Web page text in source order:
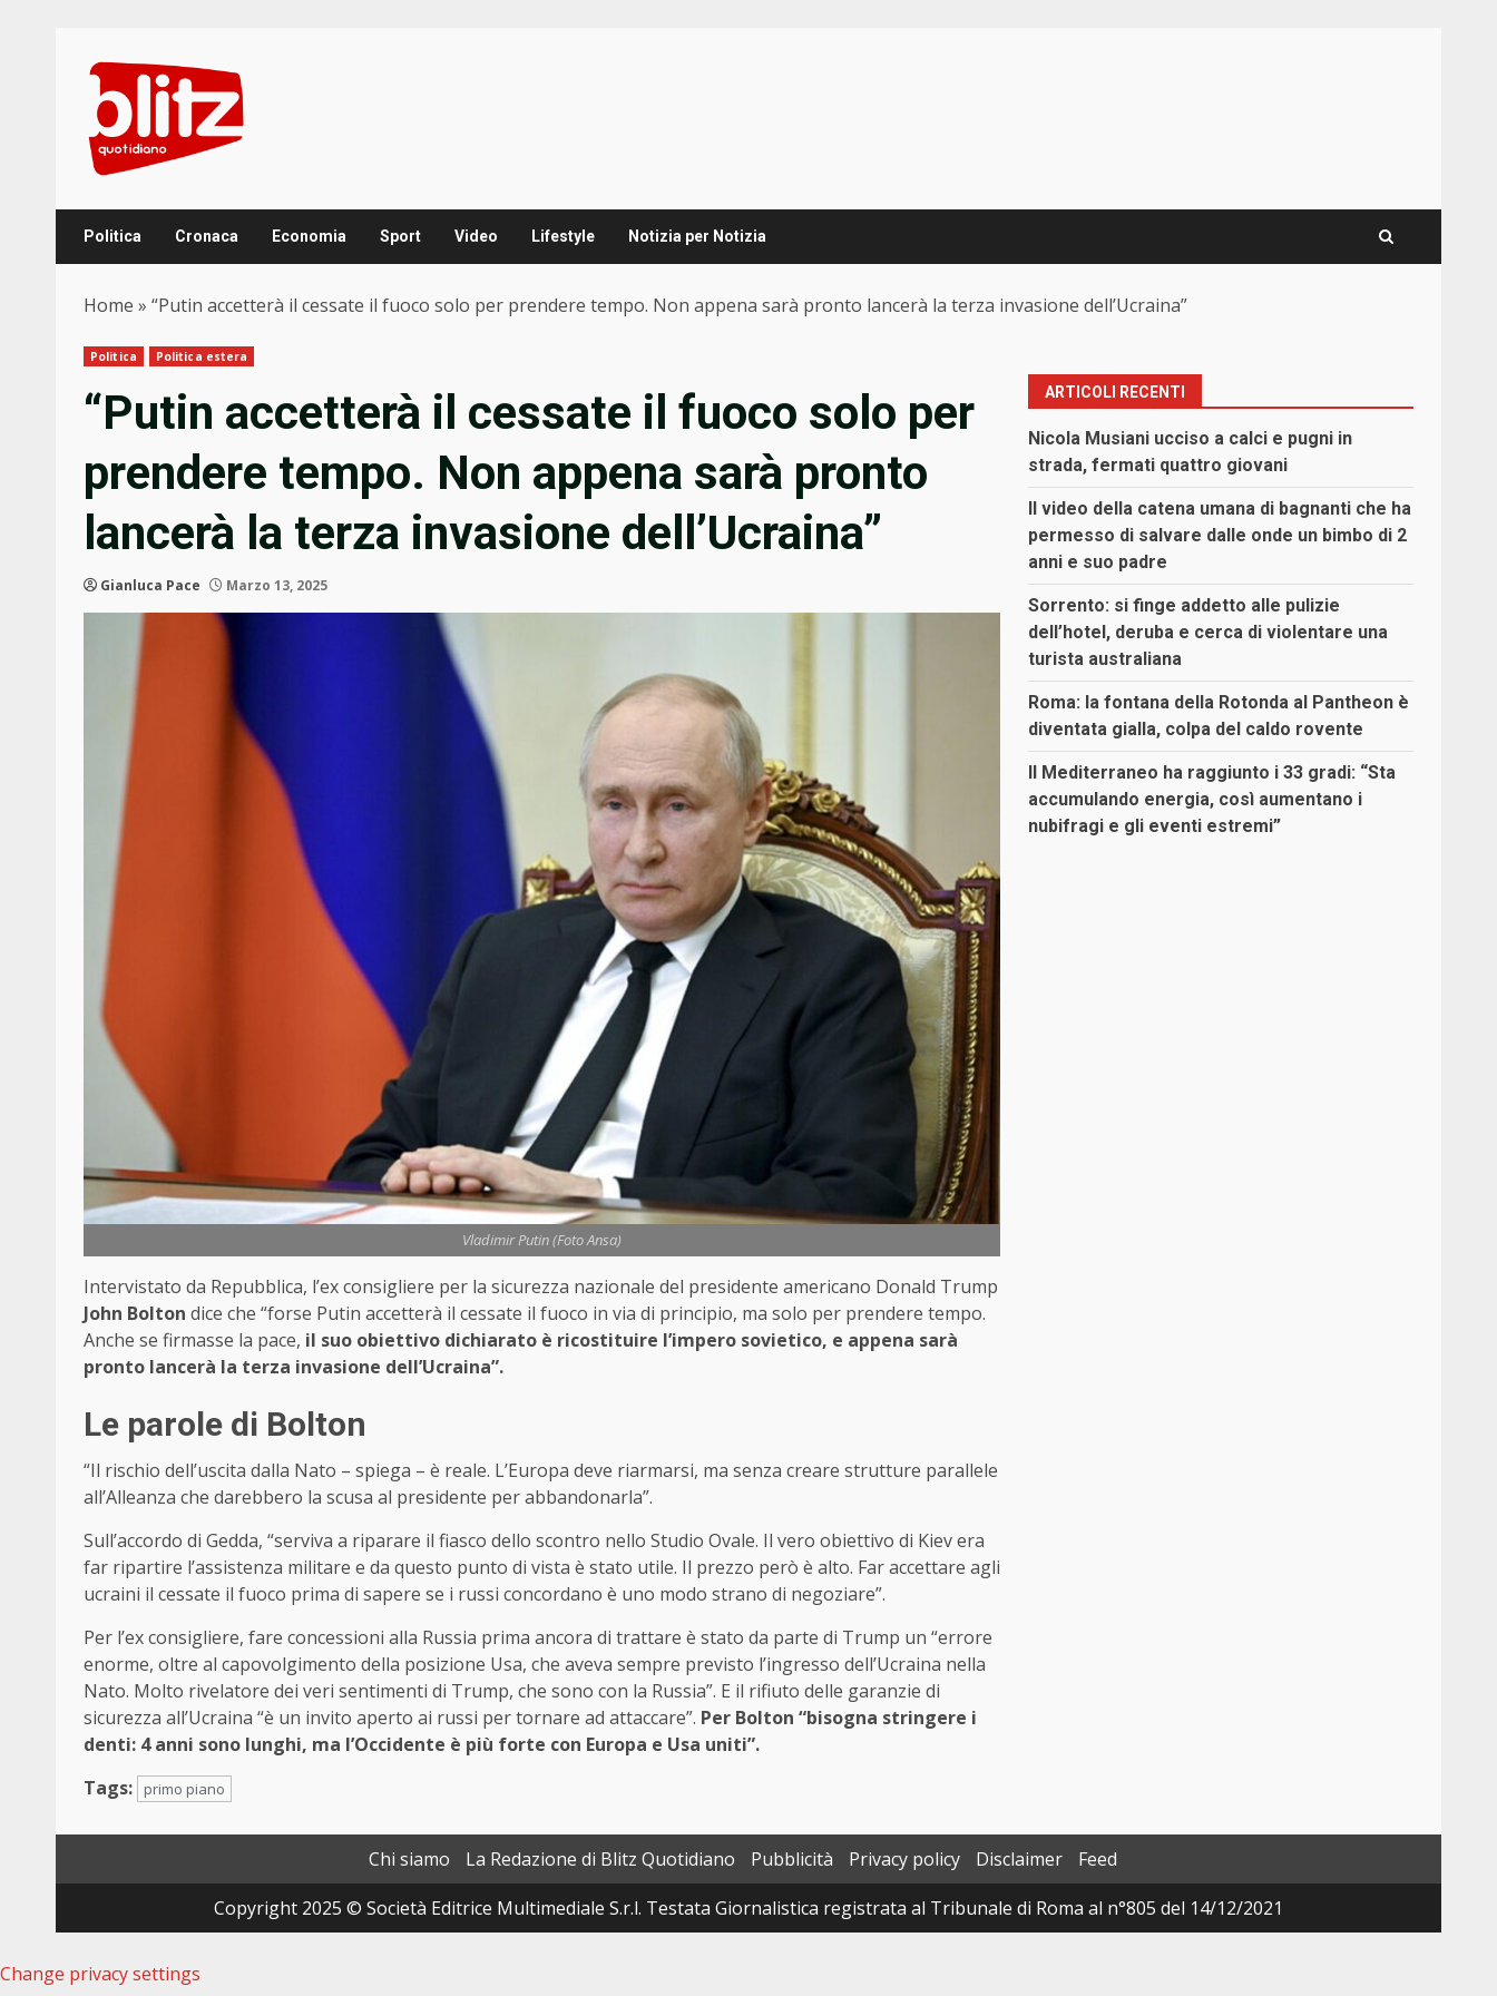
content
Politica Cronaca Economia Sport Video Lifestyle Notizia per Notizia
Home » “Putin accetterà il cessate il fuoco solo per prendere tempo. Non appena sarà pronto lancerà la terza invasione dell’Ucraina”
Politica Politica estera
“Putin accetterà il cessate il fuoco solo per
prendere tempo. Non appena sarà pronto
lancerà la terza invasione dell’Ucraina”
Gianluca Pace Marzo 13, 2025
Vladimir Putin (Foto Ansa)
Intervistato da Repubblica, l’ex consigliere per la sicurezza nazionale del presidente americano Donald Trump
John Bolton dice che “forse Putin accetterà il cessate il fuoco in via di principio, ma solo per prendere tempo.
Anche se firmasse la pace, il suo obiettivo dichiarato è ricostituire l’impero sovietico, e appena sarà
pronto lancerà la terza invasione dell’Ucraina”.
Le parole di Bolton
“Il rischio dell’uscita dalla Nato – spiega – è reale. L’Europa deve riarmarsi, ma senza creare strutture parallele
all’Alleanza che darebbero la scusa al presidente per abbandonarla”.
Sull’accordo di Gedda, “serviva a riparare il fiasco dello scontro nello Studio Ovale. Il vero obiettivo di Kiev era
far ripartire l’assistenza militare e da questo punto di vista è stato utile. Il prezzo però è alto. Far accettare agli
ucraini il cessate il fuoco prima di sapere se i russi concordano è uno modo strano di negoziare”.
Per l’ex consigliere, fare concessioni alla Russia prima ancora di trattare è stato da parte di Trump un “errore
enorme, oltre al capovolgimento della posizione Usa, che aveva sempre previsto l’ingresso dell’Ucraina nella
Nato. Molto rivelatore dei veri sentimenti di Trump, che sono con la Russia”. E il rifiuto delle garanzie di
sicurezza all’Ucraina “è un invito aperto ai russi per tornare ad attaccare”. Per Bolton “bisogna stringere i
denti: 4 anni sono lunghi, ma l’Occidente è più forte con Europa e Usa uniti”.
Tags:
primo piano
ARTICOLI RECENTI
Nicola Musiani ucciso a calci e pugni in
strada, fermati quattro giovani
Il video della catena umana di bagnanti che ha
permesso di salvare dalle onde un bimbo di 2
anni e suo padre
Sorrento: si finge addetto alle pulizie
dell’hotel, deruba e cerca di violentare una
turista australiana
Roma: la fontana della Rotonda al Pantheon è
diventata gialla, colpa del caldo rovente
Il Mediterraneo ha raggiunto i 33 gradi: “Sta
accumulando energia, così aumentano i
nubifragi e gli eventi estremi”
Chi siamo La Redazione di Blitz Quotidiano Pubblicità Privacy policy Disclaimer
Feed
Copyright 2025 © Società Editrice Multimediale S.r.l. Testata Giornalistica registrata al Tribunale di Roma al n°805 del 14/12/2021
Change privacy settings